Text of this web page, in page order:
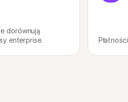
dorównują
enterprise.